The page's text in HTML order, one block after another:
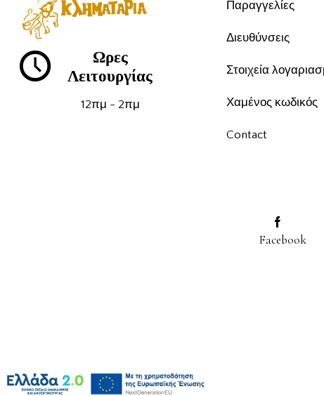
Ωρες
Λειτουργίας
12πμ - 2πμ
Παραγγελίες
Διευθύνσεις
Στοιχεία
Χαμένος κωδικός
Contact
Facebook